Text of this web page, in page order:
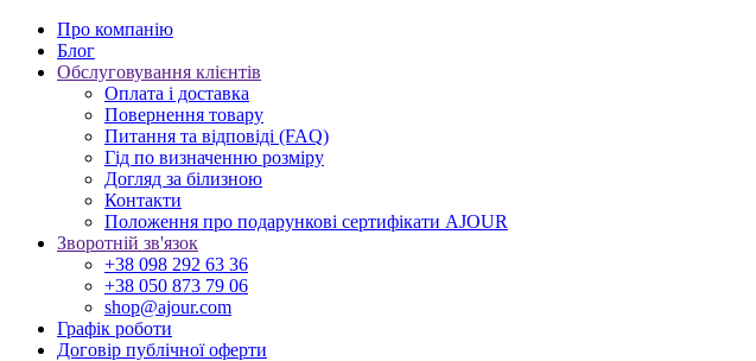
Про компанію
Блог
Обслуговування клієнтів
Оплата і доставка
Повернення товару
Питання та відповіді (FAQ)
Гід по визначенню розміру
Догляд за білизною
Контакти
Положення про подарункові сертифікати AJOUR
Зворотній зв'язок
+38 098 292 63 36
+38 050 873 79 06
shop@ajour.com
Графік роботи
Договір публічної оферти